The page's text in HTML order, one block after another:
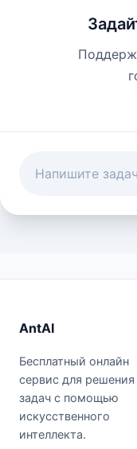
AntAI
Бесплатный онлайн
сервис для решения
задач с помощью
искусственного
интеллекта.